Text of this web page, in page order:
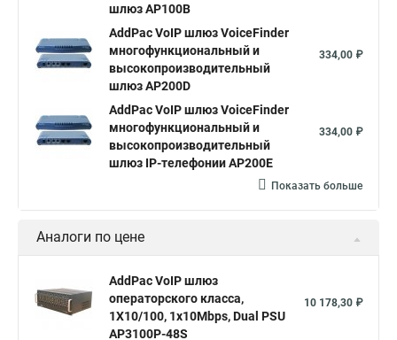
шлюз AP100B
AddPac VoIP шлюз VoiceFinder
многофункциональный и
высокопроизводительный
шлюз AP200D
334,00 ₽
AddPac VoIP шлюз VoiceFinder
многофункциональный и
высокопроизводительный
шлюз IP-телефонии AP200E
334,00 ₽
Показать больше
Аналоги по цене
AddPac VoIP шлюз
операторского класса,
1X10/100, 1x10Mbps, Dual PSU
AP3100P-48S
10 178,30 ₽